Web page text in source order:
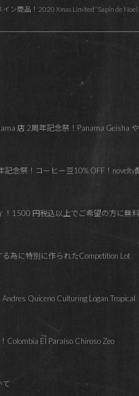
商品！2020 Xmas Limited “Sapin de Noel
店 2周年記念祭！Panama Geisha や
念祭！コーヒー豆10% OFF！novelty
1500 円税込以上でご希望の方に無
為に特別に作られたCompetition Lot
Quiceno Culturing Logan Tropical
El Paraíso Chiroso Zeo
て